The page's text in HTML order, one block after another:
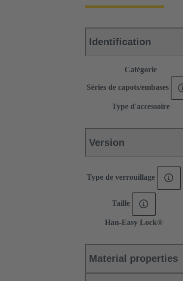
Identification
Catégorie
Séries de capots/embases
Type d'accessoire
Version
Type de verrouillage
Taille
Han-Easy Lock®
Material properties